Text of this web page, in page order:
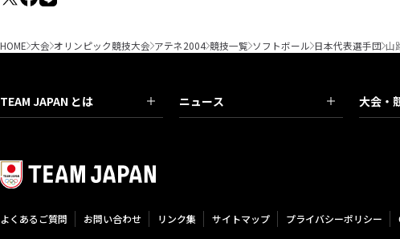
HOME 大会 オリンピック競技大会 アテネ2004 競技一覧 ソフトボール 日本代表選手団 山
TEAM JAPAN とは ニュース 大会・
よくあるご質問 お問い合わせ リンク集 サイトマップ プライバシーポリシー